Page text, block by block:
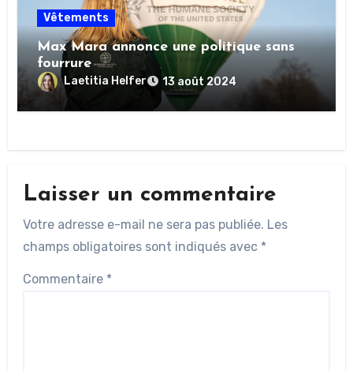
Vêtements
Max Mara annonce une politique sans
fourrure
Laetitia Helfer 13 août 2024
Laisser un commentaire
Votre adresse e-mail ne sera pas publiée. Les
champs obligatoires sont indiqués avec *
Commentaire *